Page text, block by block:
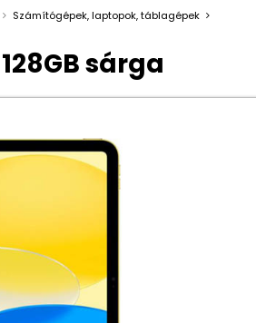
Számítógépek, laptopok, táblagépek
sárga